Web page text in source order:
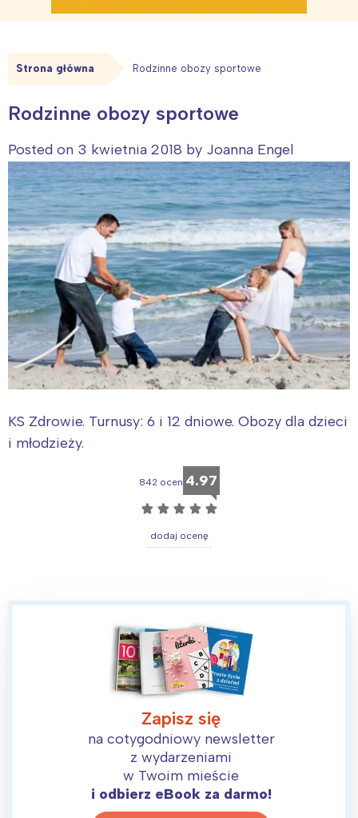
Strona główna Rodzinne obozy sportowe
Rodzinne obozy sportowe
Posted on 3 kwietnia 2018 by Joanna Engel
KS Zdrowie. Turnusy: 6 i 12 dniowe. Obozy dla dzieci
i młodzieży.
842 ocen 4.97
☆ ☆ ☆ ☆ ☆
dodaj ocenę
Zapisz się
na cotygodniowy newsletter
z wydarzeniami
w Twoim mieście
i odbierz eBook za darmo!